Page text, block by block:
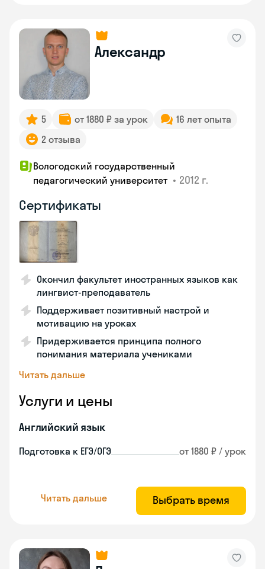
Александр
5 от 1880 ₽ за урок
16 лет опыта
2 отзыва
Вологодский государственный
педагогический университет • 2012 г.
Сертификаты
Окончил факультет иностранных языков как
лингвист-преподаватель
Поддерживает позитивный настрой и
мотивацию на уроках
Придерживается принципа полного
понимания материала учениками
Читать дальше
Услуги и цены
Английский язык
Подготовка к ЕГЭ/ОГЭ от 1880 ₽ / урок
Читать дальше Выбрать время